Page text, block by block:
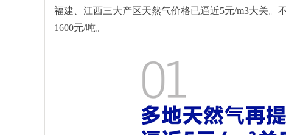
福建、江西三大产区天然气价格已逼近5元/m3大关
1600元/吨。